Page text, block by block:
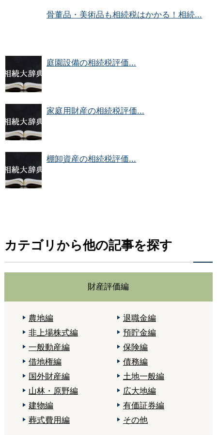
骨董品・美術品も相続税はかかる！相続...
庭園設備の相続税評価...
家庭用財産の相続税評価...
棚卸資産の相続税評価...
カテゴリから他の記事を探す
財産評価編
農地編
退職金編
非上場株式編
預貯金編
一般動産編
保険編
借地権編
債務編
国外財産編
土地一般編
山林・原野編
広大地編
建物編
有価証券編
葬式費用編
その他